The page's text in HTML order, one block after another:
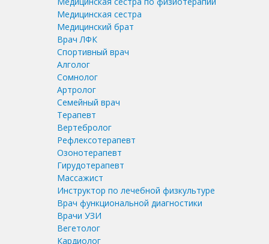
Медицинская сестра
Медицинский брат
Врач ЛФК
Спортивный врач
Алголог
Сомнолог
Артролог
Семейный врач
Терапевт
Вертебролог
Рефлексотерапевт
Озонотерапевт
Гирудотерапевт
Массажист
Инструктор по лечебной физкультуре
Врач функциональной диагностики
Врачи УЗИ
Вегетолог
Кардиолог